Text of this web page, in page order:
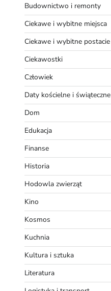
Budownictwo i remonty
Ciekawe i wybitne miejsca
Ciekawe i wybitne postacie
Ciekawostki
Człowiek
Daty kościelne i świąteczne
Dom
Edukacja
Finanse
Historia
Hodowla zwierząt
Kino
Kosmos
Kuchnia
Kultura i sztuka
Literatura